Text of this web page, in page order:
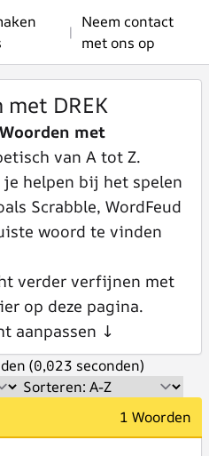
|
Neem contact
met ons op
DREK
met
van A tot Z.
helpen bij het spelen
Scrabble, WordFeud
woord te vinden
verder verfijnen met
op deze pagina.
aanpassen ↓
(0,023 seconden)
1 Woorden